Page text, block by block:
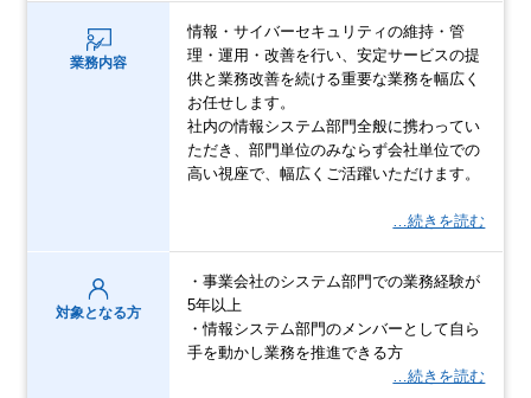
業務内容
情報・サイバーセキュリティの維持・管
理・運用・改善を行い、安定サービスの提
供と業務改善を続ける重要な業務を幅広く
お任せします。
社内の情報システム部門全般に携わってい
ただき、部門単位のみならず会社単位での
高い視座で、幅広くご活躍いただけます。
…続きを読む
対象となる方
・事業会社のシステム部門での業務経験が
5年以上
・情報システム部門のメンバーとして自ら
手を動かし業務を推進できる方
…続きを読む